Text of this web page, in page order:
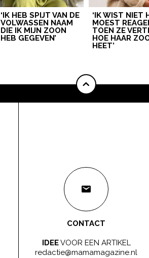
‘IK HEB SPIJT VAN DE
VOLWASSEN NAAM
DIE IK MIJN ZOON
HEB GEGEVEN’
‘IK WIST NIET
MOEST
TOEN ZE
HOE HAAR
HEET’
CONTACT
IDEEVOOR EEN ARTIKEL
redactie@mamamagazine.nl